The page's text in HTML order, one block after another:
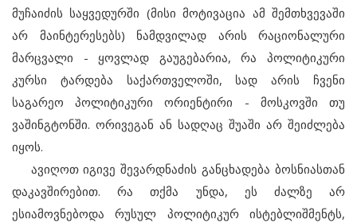
მუჩაიძის საყვედურში (მისი მოტივაცია ამ შემთხვევაში
არ მაინტერესებს) ნამდვილად არის რაციონალური
მარცვალი - ყოვლად გაუგებარია, რა პოლიტიკური
კურსი ტარდება საქართველოში, სად არის ჩვენი
საგარეო პოლიტიკური ორიენტირი - მოსკოვში თუ
ვაშინგტონში. ორივეგან ან სადღაც შუაში არ შეიძლება
იყოს.
ავიღოთ იგივე შევარდნაძის განცხადება ბოსნიასთან
დაკავშირებით. რა თქმა უნდა, ეს ძალზე არ
ესიამოვნებოდა რუსულ პოლიტიკურ ისტებლიშმენტს,